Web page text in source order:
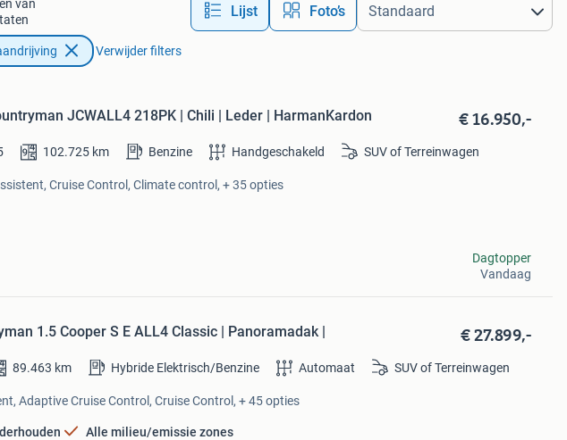
van
Lijst Foto’s
Verwijder filters
JCWALL4 218PK | Chili | Leder | HarmanKardon € 16.950,-
102.725 km Benzine Handgeschakeld SUV of Terreinwagen
Cruise Control, Climate control, + 35 opties
Dagtopper
Vandaag
1.5 Cooper S E ALL4 Classic | Panoramadak | € 27.899,-
89.463 km Hybride Elektrisch/Benzine Automaat SUV of Terreinwagen
Adaptive Cruise Control, Cruise Control, + 45 opties
Alle milieu/emissie zones